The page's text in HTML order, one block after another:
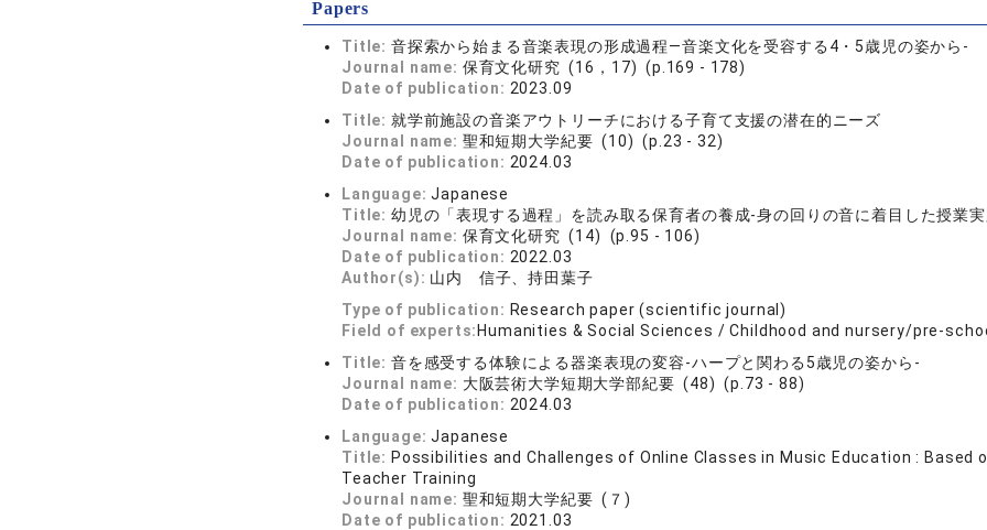
Papers
Title: 音探索から始まる音楽表現の形成過程―音楽文化を受容する4・5歳児の姿から-
Journal name: 保育文化研究 (16，17) (p.169 - 178)
Date of publication: 2023.09
Title: 就学前施設の音楽アウトリーチにおける子育て支援の潜在的ニーズ
Journal name: 聖和短期大学紀要 (10) (p.23 - 32)
Date of publication: 2024.03
Language:Japanese
Title: 幼児の「表現する過程」を読み取る保育者の養成-身の回りの音に着目した授業
Journal name: 保育文化研究 (14) (p.95 - 106)
Date of publication: 2022.03
Author(s): 山内 信子、持田葉子
Type of publication: Research paper (scientific journal)
Field of experts: Humanities & Social Sciences / Childhood and nursery/pre-
Title: 音を感受する体験による器楽表現の変容‐ハープと関わる5歳児の姿から-
Journal name: 大阪芸術大学短期大学部紀要 (48) (p.73 - 88)
Date of publication: 2024.03
Language:Japanese
Title: Possibilities and Challenges of Online Classes in Music Education : Based
Teacher Training
Journal name: 聖和短期大学紀要 (７)
Date of publication: 2021.03